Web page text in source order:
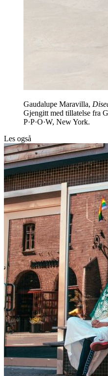
Gaudalupe Maravilla,
Gjengitt med tillatelse fra
P·P·O·W, New York.
Les også